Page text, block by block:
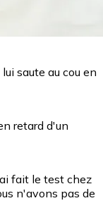
saute au cou en
retard d'un
fait le test chez
n'avons pas de